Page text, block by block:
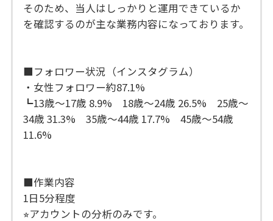
そのため、当人はしっかりと運用できているか
を確認するのが主な業務内容になっております。
■フォロワー状況（インスタグラム）
・女性フォロワー約87.1%
┗13歳〜17歳 8.9% 18歳〜24歳 26.5% 25歳〜
34歳 31.3% 35歳〜44歳 17.7% 45歳〜54歳
11.6%
■作業内容
1日5分程度
⭐︎アカウントの分析のみです。